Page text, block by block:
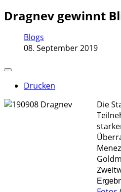
Dragnev gewinnt
Blogs
08. September 2019
Drucken
Die